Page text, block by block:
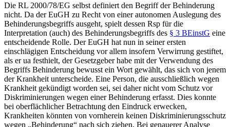
Die RL 2000/78/EG selbst definiert den Begriff der Behinderung
nicht. Da der EuGH zu Recht von einer autonomen Auslegung des
Behinderungsbegriffs ausgeht, spielt dessen Rsp für die
Interpretation (auch) des Behinderungsbegriffs des § 3 BEinstG eine
entscheidende Rolle. Der EuGH hat nun in seiner ersten
einschlägigen Entscheidung vor allem insofern Verwirrung gestiftet,
als er ua festhielt, der Gesetzgeber habe mit der Verwendung des
Begriffs Behinderung bewusst ein Wort gewählt, das sich von jenem
der Krankheit unterscheide. Eine Person, die ausschließlich wegen
Krankheit gekündigt worden sei, sei daher nicht vom Schutz vor
Diskriminierungen wegen einer Behinderung erfasst. Dies konnte
bei oberflächlicher Betrachtung den Eindruck erwecken,
Krankheiten könnten von vornherein keinen Diskriminierungsschutz
wegen „Behinderung“ nach sich ziehen. Bei genauerer Analyse